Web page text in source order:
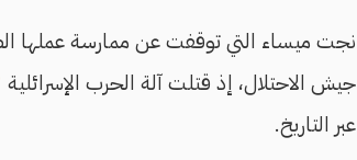
نجت ميساء التي توقفت عن ممارسة عملها
جيش الاحتلال، إذ قتلت آلة الحرب الإسرائلية
عبر التاريخ.